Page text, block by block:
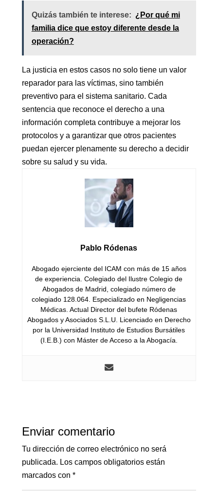
Quizás también te interese: ¿Por qué mi
familia dice que estoy diferente desde la
operación?
La justicia en estos casos no solo tiene un valor
reparador para las víctimas, sino también
preventivo para el sistema sanitario. Cada
sentencia que reconoce el derecho a una
información completa contribuye a mejorar los
protocolos y a garantizar que otros pacientes
puedan ejercer plenamente su derecho a decidir
sobre su salud y su vida.
Pablo Ródenas
Abogado ejerciente del ICAM con más de 15 años
de experiencia. Colegiado del Ilustre Colegio de
Abogados de Madrid, colegiado número de
colegiado 128.064. Especializado en Negligencias
Médicas. Actual Director del bufete Ródenas
Abogados y Asociados S.L.U. Licenciado en Derecho
por la Universidad Instituto de Estudios Bursátiles
(I.E.B.) con Máster de Acceso a la Abogacía.
Enviar comentario
Tu dirección de correo electrónico no será
publicada. Los campos obligatorios están
marcados con *